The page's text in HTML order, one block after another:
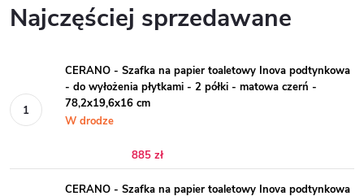
Najczęściej sprzedawane
CERANO - Szafka na papier toaletowy Inova podtynkowa
- do wyłożenia płytkami - 2 półki - matowa czerń -
78,2x19,6x16 cm
W drodze
885 zł
CERANO - Szafka na papier toaletowy Inova podtynkowa